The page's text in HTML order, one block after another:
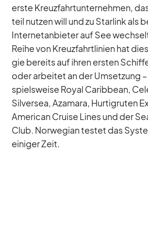
erste Kreuz­fahrt­un­ter­neh­men,
teil nut­zen will und zu Star­link als
In­ter­net­an­bie­ter auf See
Reihe von Kreuz­fahrt­li­nien hat
gie be­reits auf ih­ren ers­ten
oder ar­bei­tet an der Um­set­zung
spiels­weise Royal Ca­rib­bean,
Sil­ver­sea, Aza­mara, Hur­tig­ru­ten
Ame­ri­can Cruise Li­nes und der
Club. Nor­we­gian tes­tet das
ei­ni­ger Zeit.